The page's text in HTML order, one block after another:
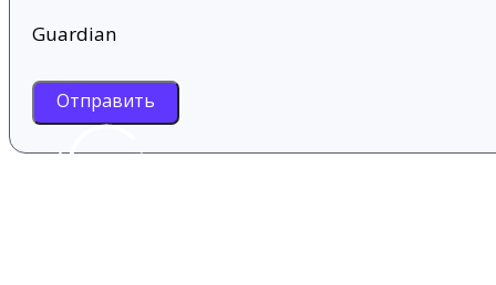
Guardian
Отправить